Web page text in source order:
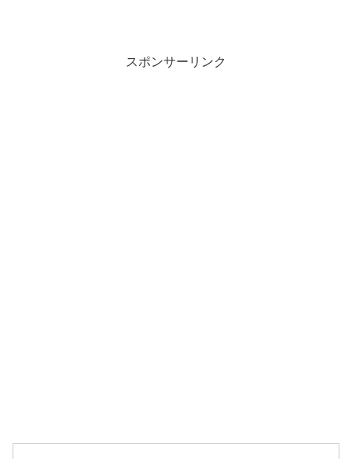
スポンサーリンク